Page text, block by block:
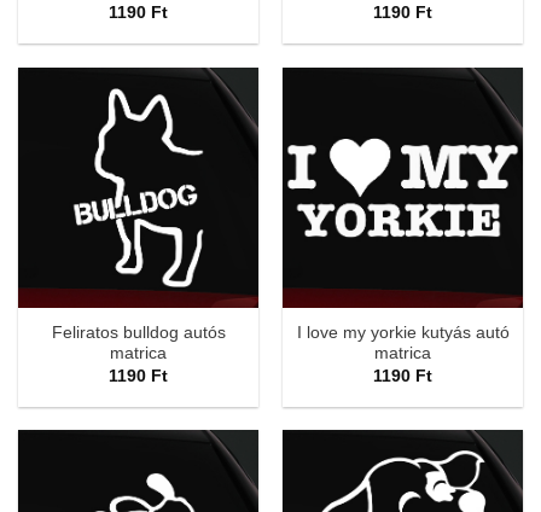
1190 Ft
1190 Ft
Feliratos bulldog autós
matrica
1190 Ft
I love my yorkie kutyás autó
matrica
1190 Ft